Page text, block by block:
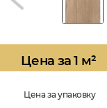
Цена за 1 м²
Цена за упаковку